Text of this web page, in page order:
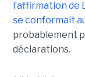
l’affirmation de
se conformait
probablement
déclarations.